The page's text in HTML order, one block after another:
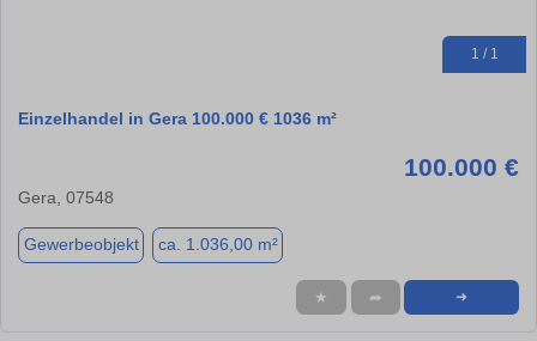
1 / 1
Einzelhandel in Gera 100.000 € 1036 m²
100.000 €
Gera, 07548
Gewerbeobjekt ca. 1.036,00 m²
★ ➦ ➜